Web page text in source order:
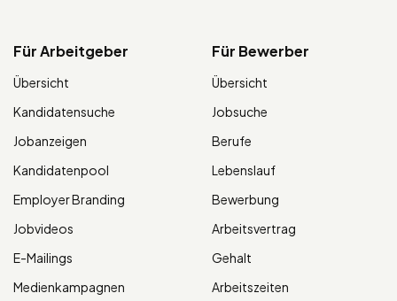
Für Arbeitgeber
Übersicht
Kandidatensuche
Jobanzeigen
Kandidatenpool
Employer Branding
Jobvideos
E-Mailings
Medienkampagnen
Für Bewerber
Übersicht
Jobsuche
Berufe
Lebenslauf
Bewerbung
Arbeitsvertrag
Gehalt
Arbeitszeiten